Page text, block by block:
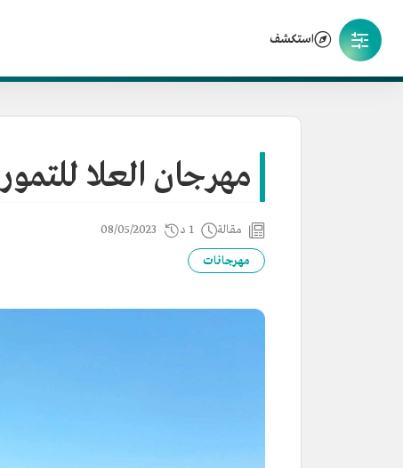
استكشف
مهرجان العلا للتمور
مقالة 1 د 08/05/2023
مهرجانات